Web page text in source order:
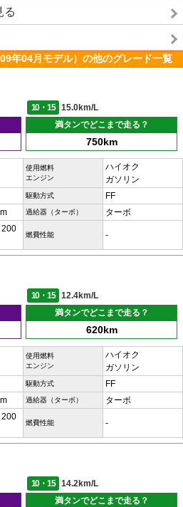
る
年04月モデル）の他のグレード一覧
10・15
15.0km/L
満タンでどこまで走る？
750km
使用燃料
エンジン
ハイオク
ガソリン
駆動方式 FF
過給器（ターボ） ターボ
200
燃費性能 -
10・15
12.4km/L
満タンでどこまで走る？
620km
使用燃料
エンジン
ハイオク
ガソリン
駆動方式 FF
過給器（ターボ） ターボ
200
燃費性能 -
10・15
14.2km/L
満タンでどこまで走る？